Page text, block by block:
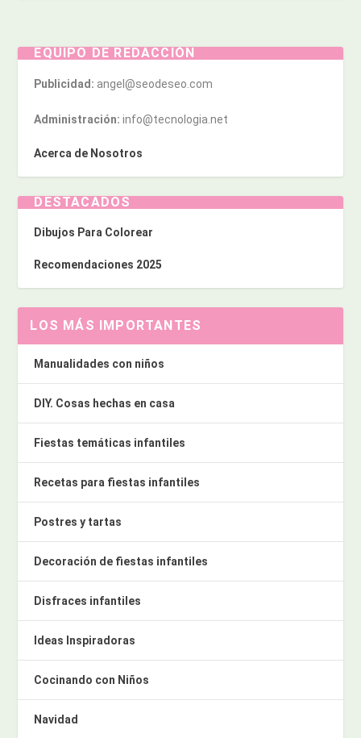
EQUIPO DE REDACCIÓN
Publicidad: angel@seodeseo.com
Administración: info@tecnologia.net
Acerca de Nosotros
DESTACADOS
Dibujos Para Colorear
Recomendaciones 2025
LOS MÁS IMPORTANTES
Manualidades con niños
DIY. Cosas hechas en casa
Fiestas temáticas infantiles
Recetas para fiestas infantiles
Postres y tartas
Decoración de fiestas infantiles
Disfraces infantiles
Ideas Inspiradoras
Cocinando con Niños
Navidad